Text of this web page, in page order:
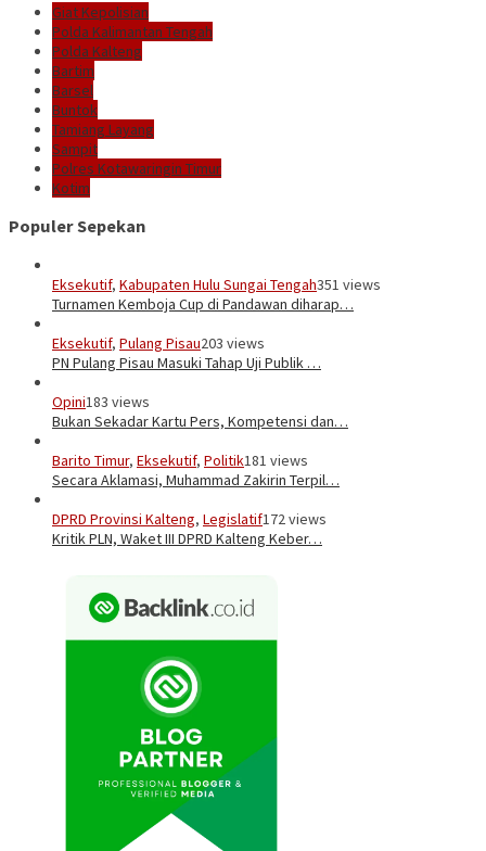
Giat Kepolisian
Polda Kalimantan Tengah
Polda Kalteng
Bartim
Barsel
Buntok
Tamiang Layang
Sampit
Polres Kotawaringin Timur
Kotim
Populer Sepekan
Eksekutif, Kabupaten Hulu Sungai Tengah351 views
Turnamen Kemboja Cup di Pandawan diharap…
Eksekutif, Pulang Pisau203 views
PN Pulang Pisau Masuki Tahap Uji Publik …
Opini183 views
Bukan Sekadar Kartu Pers, Kompetensi dan…
Barito Timur, Eksekutif, Politik181 views
Secara Aklamasi, Muhammad Zakirin Terpil…
DPRD Provinsi Kalteng, Legislatif172 views
Kritik PLN, Waket III DPRD Kalteng Keber…